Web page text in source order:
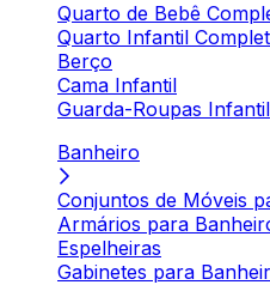
Quarto de Bebê
Quarto Infantil
Berço
Cama Infantil
Guarda-Roupas Infantil
Banheiro
Conjuntos de Móveis
Armários para
Espelheiras
Gabinetes para